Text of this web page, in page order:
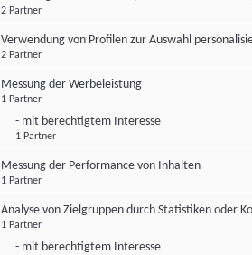
2 Partner
Verwendung von Profilen zur Auswahl
2 Partner
Messung der Werbeleistung
1 Partner
- mit berechtigtem Interesse
1 Partner
Messung der Performance von Inhalten
1 Partner
Analyse von Zielgruppen durch Statistiken oder
1 Partner
- mit berechtigtem Interesse